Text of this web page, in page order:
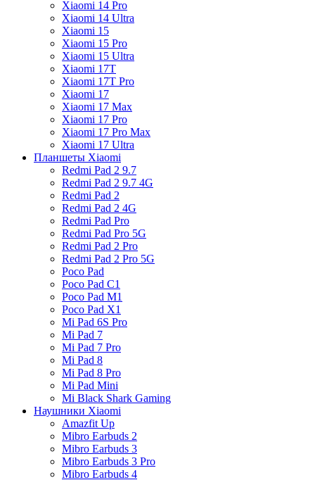
Xiaomi 14 Pro
Xiaomi 14 Ultra
Xiaomi 15
Xiaomi 15 Pro
Xiaomi 15 Ultra
Xiaomi 17T
Xiaomi 17T Pro
Xiaomi 17
Xiaomi 17 Max
Xiaomi 17 Pro
Xiaomi 17 Pro Max
Xiaomi 17 Ultra
Планшеты Xiaomi
Redmi Pad 2 9.7
Redmi Pad 2 9.7 4G
Redmi Pad 2
Redmi Pad 2 4G
Redmi Pad Pro
Redmi Pad Pro 5G
Redmi Pad 2 Pro
Redmi Pad 2 Pro 5G
Poco Pad
Poco Pad C1
Poco Pad M1
Poco Pad X1
Mi Pad 6S Pro
Mi Pad 7
Mi Pad 7 Pro
Mi Pad 8
Mi Pad 8 Pro
Mi Pad Mini
Mi Black Shark Gaming
Наушники Xiaomi
Amazfit Up
Mibro Earbuds 2
Mibro Earbuds 3
Mibro Earbuds 3 Pro
Mibro Earbuds 4